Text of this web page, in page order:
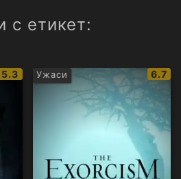
с етикет:
IMDb
рейтинг:
5.3 Ужаси
IMDb
6.7